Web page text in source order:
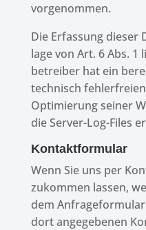
vorgenommen.
Die Erfas­sung
lage von Art. 6 Abs. 1
be­trei­ber hat ein
tech­nisch
Opti­mie­rung seiner
die Server-Log-Files
Kontakt­for­mu­lar
Wenn Sie uns per
zukom­men lassen,
dem
dort ange­ge­be­nen